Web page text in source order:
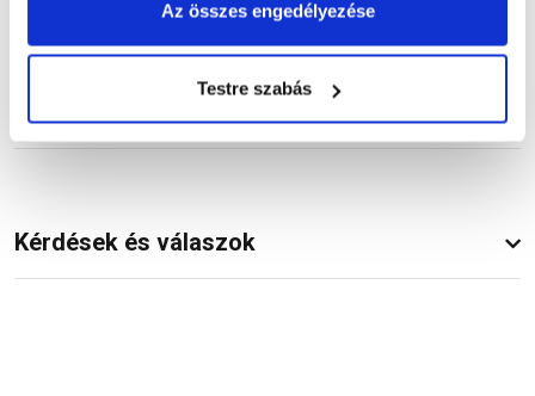
Az összes engedélyezése
Testre szabás
Kérdések és válaszok